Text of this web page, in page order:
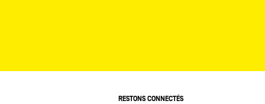
RESTONS CONNECTÉS